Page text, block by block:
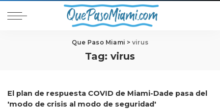
Que Paso Miami > virus
Tag: virus
El plan de respuesta COVID de Miami-Dade pasa del
'modo de crisis al modo de seguridad'